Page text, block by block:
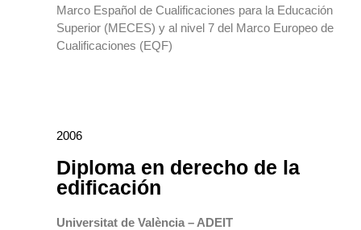
Marco Español de Cualificaciones para la Educación
Superior (MECES) y al nivel 7 del Marco Europeo de
Cualificaciones (EQF)
2006
Diploma en derecho de la
edificación
Universitat de València – ADEIT